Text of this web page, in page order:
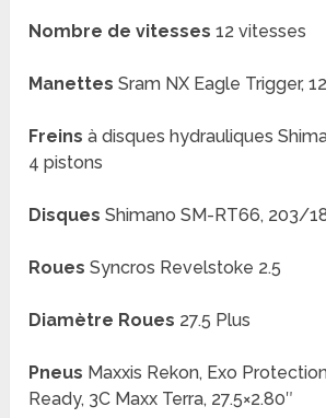
Nombre de vitesses 12 vitesses
Manettes Sram NX Eagle Trigger,
Freins à disques hydrauliques
4 pistons
Disques Shimano SM-RT66, 203/
Roues Syncros Revelstoke 2.5
Diamètre Roues 27.5 Plus
Pneus Maxxis Rekon, Exo
Ready, 3C Maxx Terra, 27.5×2.80″